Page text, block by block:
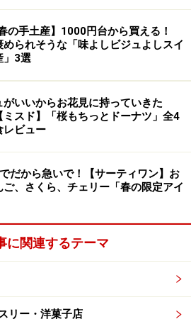
の手土産】1000円台から買える！
められそうな「味よしビジュよしスイ
」3選
がいいからお花見に持っていきた
ミスド】「桜もちっとドーナツ」全4
レビュー
だから急いで！【サーティワン】お
ご、さくら、チェリー「春の限定アイ
に関連するテーマ
リー・洋菓子店